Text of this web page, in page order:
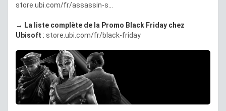
store.ubi.com/fr/assassin-s...
→ La liste complète de la Promo Black Friday chez
Ubisoft : store.ubi.com/fr/black-friday